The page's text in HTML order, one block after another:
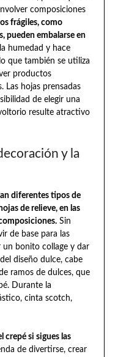
composiciones
frágiles, como
pueden embalarse en
humedad y hace
que también se utiliza
productos
Las hojas prensadas
de elegir una
resulte atractivo
y la
diferentes tipos de
de relieve, en las
Sin
de base para las
un bonito collage y dar
diseño dulce, cabe
ramos de dulces, que
Durante la
cinta scotch,
crepé si sigues las
de divertirse, crear